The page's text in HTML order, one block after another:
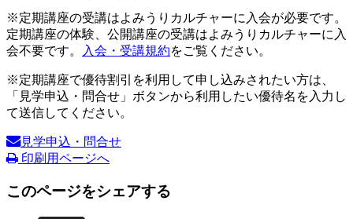
※定期講座の受講はよみうりカルチャーに入会が必要です。
定期講座の体験、公開講座の受講はよみうりカルチャーに入
会不要です。
入会・受講規約をご覧ください。
※定期講座で優待割引を利用して申し込みされたい方は、
「見学申込・問合せ」ボタンから利用したい優待名を入力し
て送信してください。
見学申込・問合せ
印刷用ページへ
このページをシェアする